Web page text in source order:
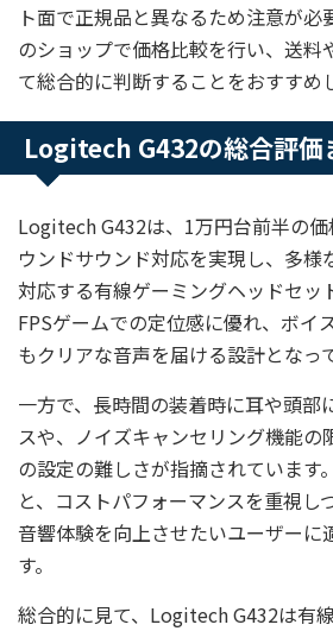
ト面で正規品と異なるため注意が必
のショップで価格比較を行い、送料
て総合的に判断することをおすすめ
Logitech G432の総合評価
Logitech G432は、1万円台前半の価
ウンドサウンド対応を実現し、多様
対応する有線ゲーミングヘッドセッ
FPSゲームでの定位感に優れ、ボイ
もクリアな音声を届ける設計となっ
一方で、長時間の装着時に耳や頭部
スや、ノイズキャンセリング機能の
の設定の難しさが指摘されています
と、コストパフォーマンスを重視し
音響体験を向上させたいユーザーに
す。
総合的に見て、Logitech G432は有